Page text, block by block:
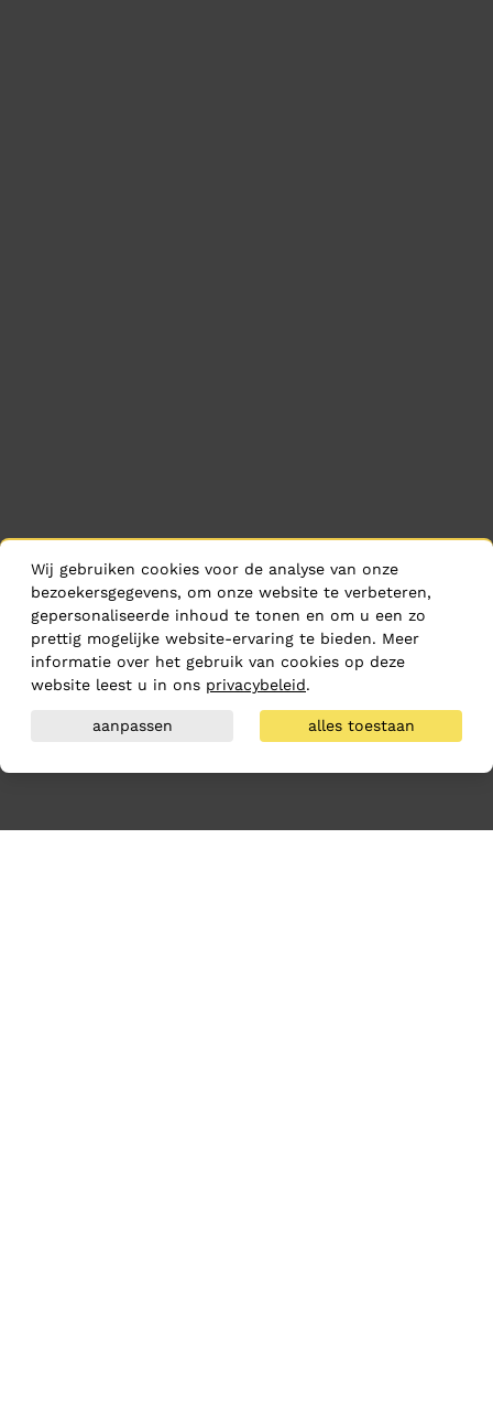
Wij gebruiken cookies voor de analyse van onze
bezoekersgegevens, om onze website te verbeteren,
gepersonaliseerde inhoud te tonen en om u een zo
prettig mogelijke website-ervaring te bieden. Meer
informatie over het gebruik van cookies op deze
website leest u in ons privacybeleid.
aanpassen alles toestaan